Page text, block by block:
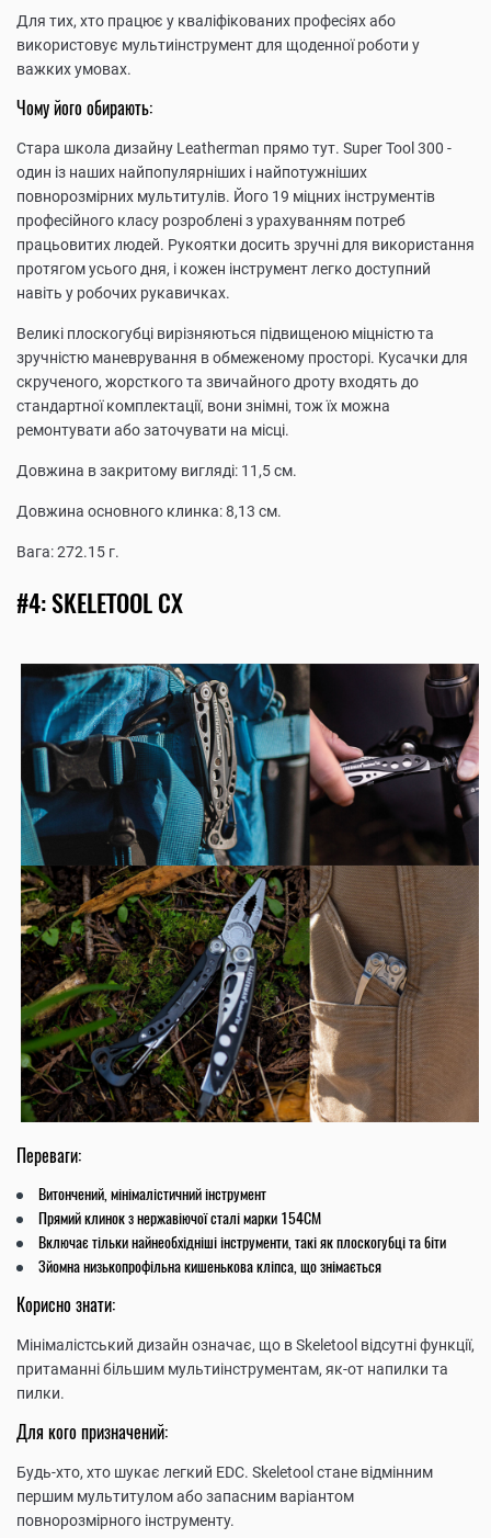
Для тих, хто працює у кваліфікованих професіях або
використовує мультиінструмент для щоденної роботи у
важких умовах.
Чому його обирають:
Стара школа дизайну Leatherman прямо тут. Super Tool 300 -
один із наших найпопулярніших і найпотужніших
повнорозмірних мультитулів. Його 19 міцних інструментів
професійного класу розроблені з урахуванням потреб
працьовитих людей. Рукоятки досить зручні для використання
протягом усього дня, і кожен інструмент легко доступний
навіть у робочих рукавичках.
Великі плоскогубці вирізняються підвищеною міцністю та
зручністю маневрування в обмеженому просторі. Кусачки для
скрученого, жорсткого та звичайного дроту входять до
стандартної комплектації, вони знімні, тож їх можна
ремонтувати або заточувати на місці.
Довжина в закритому вигляді: 11,5 см.
Довжина основного клинка: 8,13 см.
Вага: 272.15 г.
#4: SKELETOOL CX
Переваги:
Витончений, мінімалістичний інструмент
Прямий клинок з нержавіючої сталі марки 154CM
Включає тільки найнеобхідніші інструменти, такі як плоскогубці та біти
Зйомна низькопрофільна кишенькова кліпса, що знімається
Корисно знати:
Мінімалістський дизайн означає, що в Skeletool відсутні функції,
притаманні більшим мультиінструментам, як-от напилки та
пилки.
Для кого призначений:
Будь-хто, хто шукає легкий EDC. Skeletool стане відмінним
першим мультитулом або запасним варіантом
повнорозмірного інструменту.